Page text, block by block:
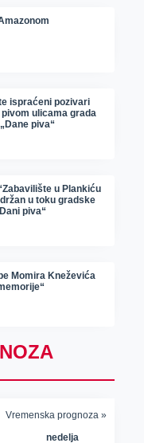
ispraćeni pozivari
ulicama grada
piva“
u Plankiću
u toku gradske
piva“
Momira Kneževića